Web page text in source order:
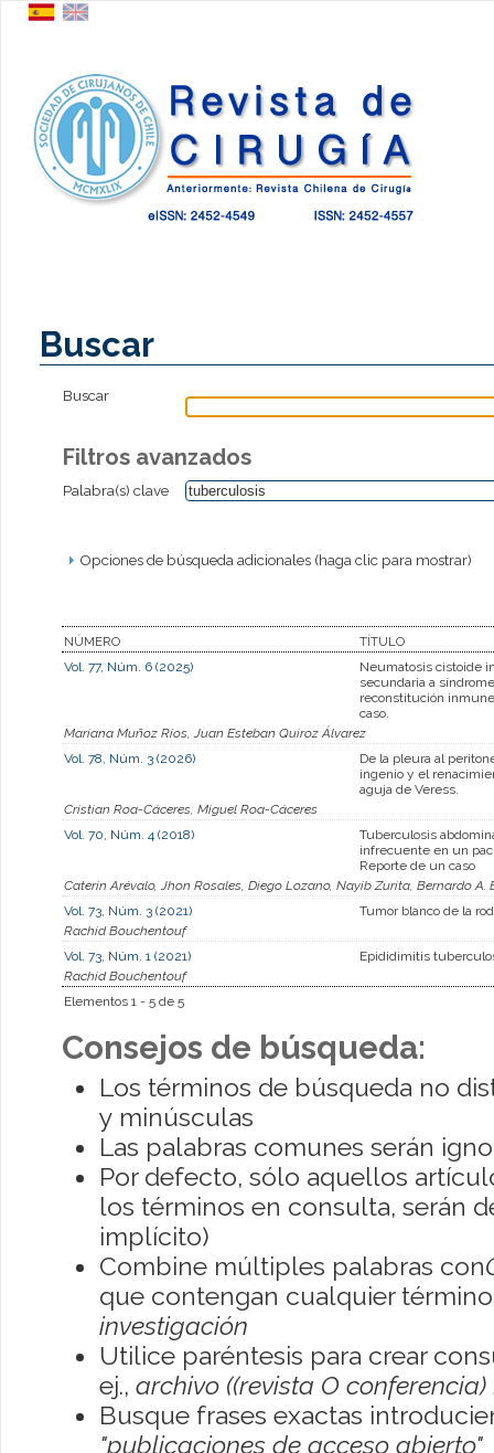
Buscar
Buscar
Filtros avanzados
Palabra(s) clave
Opciones de búsqueda adicionales (haga clic para mostrar)
NÚMERO
TÍTULO
Vol. 77, Núm. 6 (2025)
Neumatosis cistoide
secundaria a
reconstitución
caso.
Mariana Muñoz Ríos, Juan Esteban Quiroz Álvarez
Vol. 78, Núm. 3 (2026)
De la pleura al
ingenio y el
aguja de Veress.
Cristian Roa-Cáceres, Miguel Roa-Cáceres
Vol. 70, Núm. 4 (2018)
Tuberculosis
infrecuente en un
Reporte de un caso
Caterin Arévalo, Jhon Rosales, Diego Lozano, Nayib Zurita, Bernardo A.
Vol. 73, Núm. 3 (2021)
Tumor blanco de la
Rachid Bouchentouf
Vol. 73, Núm. 1 (2021)
Epididimitis
Rachid Bouchentouf
Elementos 1 - 5 de 5
Consejos de búsqueda:
Los términos de búsqueda no
y minúsculas
Las palabras comunes serán
Por defecto, sólo aquellos
los términos en consulta, serán
implícito)
Combine múltiples palabras con
que contengan cualquier
investigación
Utilice paréntesis para crear
ej., archivo ((revista O conferencia)
Busque frases exactas
"publicaciones de acceso abierto"